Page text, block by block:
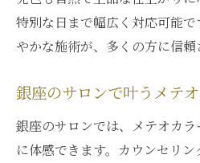
特別な日まで幅広く対応可能
やかな施術が、多くの方に信頼
銀座のサロンで叶うメテ
銀座のサロンでは、メテオカ
に体感できます。カウンセリ